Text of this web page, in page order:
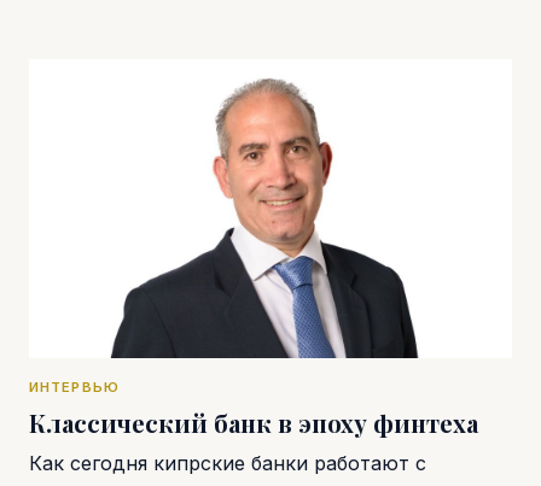
ИНТЕРВЬЮ
Классический банк в эпоху финтеха
Как сегодня кипрские банки работают с